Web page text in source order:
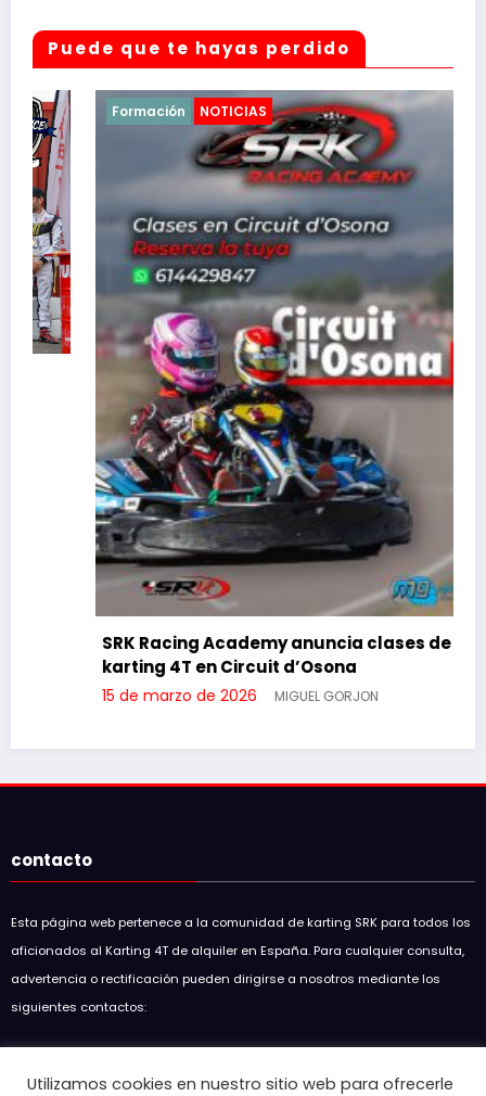
Puede que te hayas perdido
Formación NOTICIAS
SRK Racing Academy anuncia clases de
karting 4T en Circuit d’Osona
15 de marzo de 2026 MIGUEL GORJON
contacto
Esta página web pertenece a la comunidad de karting SRK para todos los
aficionados al Karting 4T de alquiler en España. Para cualquier consulta,
advertencia o rectificación pueden dirigirse a nosotros mediante los
siguientes contactos:
soulracingkart@hotmail.com
Utilizamos cookies en nuestro sitio web para ofrecerle